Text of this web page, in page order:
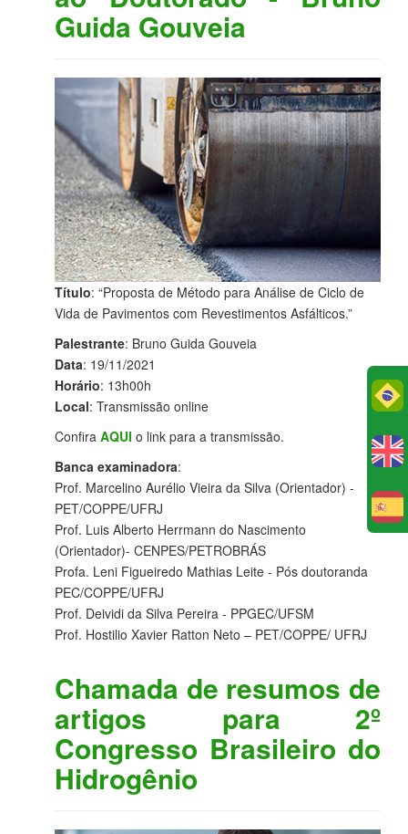
Guida Gouveia
Título: “Proposta de Método para Análise de Ciclo de
Vida de Pavimentos com Revestimentos Asfálticos.”
Palestrante: Bruno Guida Gouveia
Data: 19/11/2021
Horário: 13h00h
Local: Transmissão online
Confira AQUI o link para a transmissão.
Banca examinadora:
Prof. Marcelino Aurélio Vieira da Silva (Orientador) -
PET/COPPE/UFRJ
Prof. Luis Alberto Herrmann do Nascimento
(Orientador)- CENPES/PETROBRÁS
Profa. Leni Figueiredo Mathias Leite - Pós doutoranda
PEC/COPPE/UFRJ
Prof. Deividi da Silva Pereira - PPGEC/UFSM
Prof. Hostilio Xavier Ratton Neto – PET/COPPE/ UFRJ
Chamada de resumos de
artigos para 2º
Congresso Brasileiro do
Hidrogênio